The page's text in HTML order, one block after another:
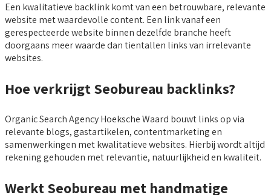
Een kwalitatieve backlink komt van een betrouwbare, relevante
website met waardevolle content. Een link vanaf een
gerespecteerde website binnen dezelfde branche heeft
doorgaans meer waarde dan tientallen links van irrelevante
websites.
Hoe verkrijgt Seobureau backlinks?
Organic Search Agency Hoeksche Waard bouwt links op via
relevante blogs, gastartikelen, contentmarketing en
samenwerkingen met kwalitatieve websites. Hierbij wordt altijd
rekening gehouden met relevantie, natuurlijkheid en kwaliteit.
Werkt Seobureau met handmatige